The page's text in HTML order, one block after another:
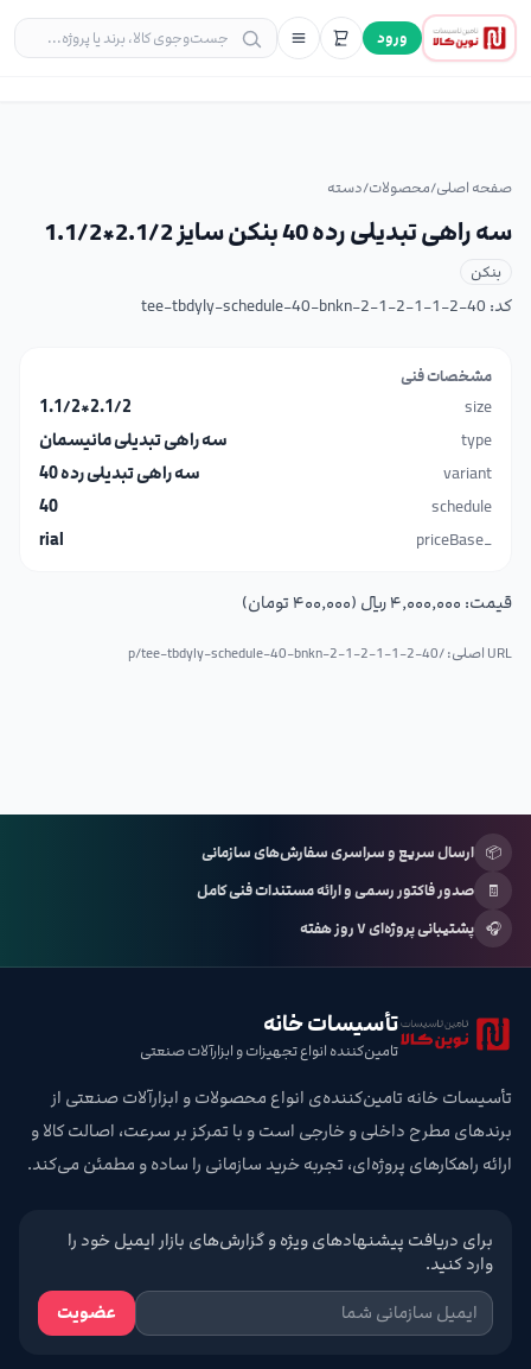
ورود
صفحه اصلی/محصولات/دسته
سه راهی تبدیلی رده 40 بنکن سایز 2.1/2*1.1/2
بنکن
کد: tee-tbdyly-schedule-40-bnkn-2-1-2-1-1-2-40
مشخصات فنی
size
2.1/2*1.1/2
type
سه راهی تبدیلی مانیسمان
variant
سه راهی تبدیلی رده 40
schedule
40
_priceBase
rial
قیمت: ۴٬۰۰۰٬۰۰۰ ریال (۴۰۰٬۰۰۰ تومان)
URL اصلی: /p/ tee-tbdyly-schedule-40-bnkn-2-1-2-1-1-2-40
📦 ارسال سریع و سراسری سفارش‌های سازمانی
🧾
صدور فاکتور رسمی و ارائه مستندات فنی کامل
🎧 پشتیبانی پروژه‌ای ۷ روز هفته
تأسیسات خانه
تامین‌کننده انواع تجهیزات و ابزارآلات صنعتی
تأسیسات خانه تامین‌کننده‌ی انواع محصولات و ابزارآلات صنعتی از
برندهای مطرح داخلی و خارجی است و با تمرکز بر سرعت، اصالت کالا و
ارائه راهکارهای پروژه‌ای، تجربه خرید سازمانی را ساده و مطمئن می‌کند.
برای دریافت پیشنهادهای ویژه و گزارش‌های بازار ایمیل خود را
وارد کنید.
عضویت